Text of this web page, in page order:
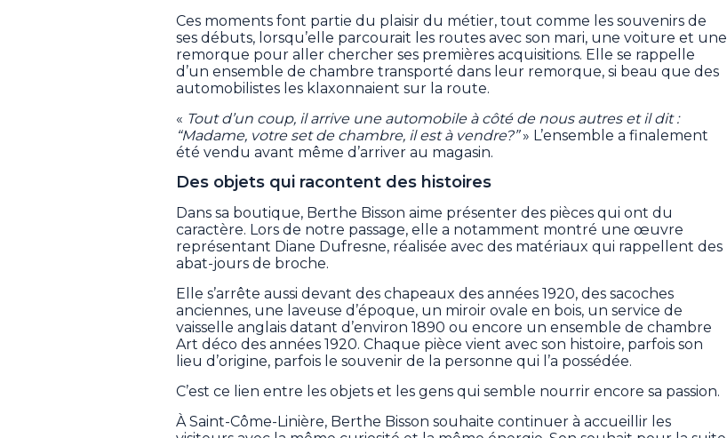
Ces moments font partie du plaisir du métier, tout comme les souvenirs de
ses débuts, lorsqu’elle parcourait les routes avec son mari, une voiture et une
remorque pour aller chercher ses premières acquisitions. Elle se rappelle
d’un ensemble de chambre transporté dans leur remorque, si beau que des
automobilistes les klaxonnaient sur la route.
« Tout d’un coup, il arrive une automobile à côté de nous autres et il dit :
“Madame, votre set de chambre, il est à vendre?”» L’ensemble a finalement
été vendu avant même d’arriver au magasin.
Des objets qui racontent des histoires
Dans sa boutique, Berthe Bisson aime présenter des pièces qui ont du
caractère. Lors de notre passage, elle a notamment montré une œuvre
représentant Diane Dufresne, réalisée avec des matériaux qui rappellent des
abat-jours de broche.
Elle s’arrête aussi devant des chapeaux des années 1920, des sacoches
anciennes, une laveuse d’époque, un miroir ovale en bois, un service de
vaisselle anglais datant d’environ 1890 ou encore un ensemble de chambre
Art déco des années 1920. Chaque pièce vient avec son histoire, parfois son
lieu d’origine, parfois le souvenir de la personne qui l’a possédée.
C’est ce lien entre les objets et les gens qui semble nourrir encore sa passion.
À Saint-Côme-Linière, Berthe Bisson souhaite continuer à accueillir les